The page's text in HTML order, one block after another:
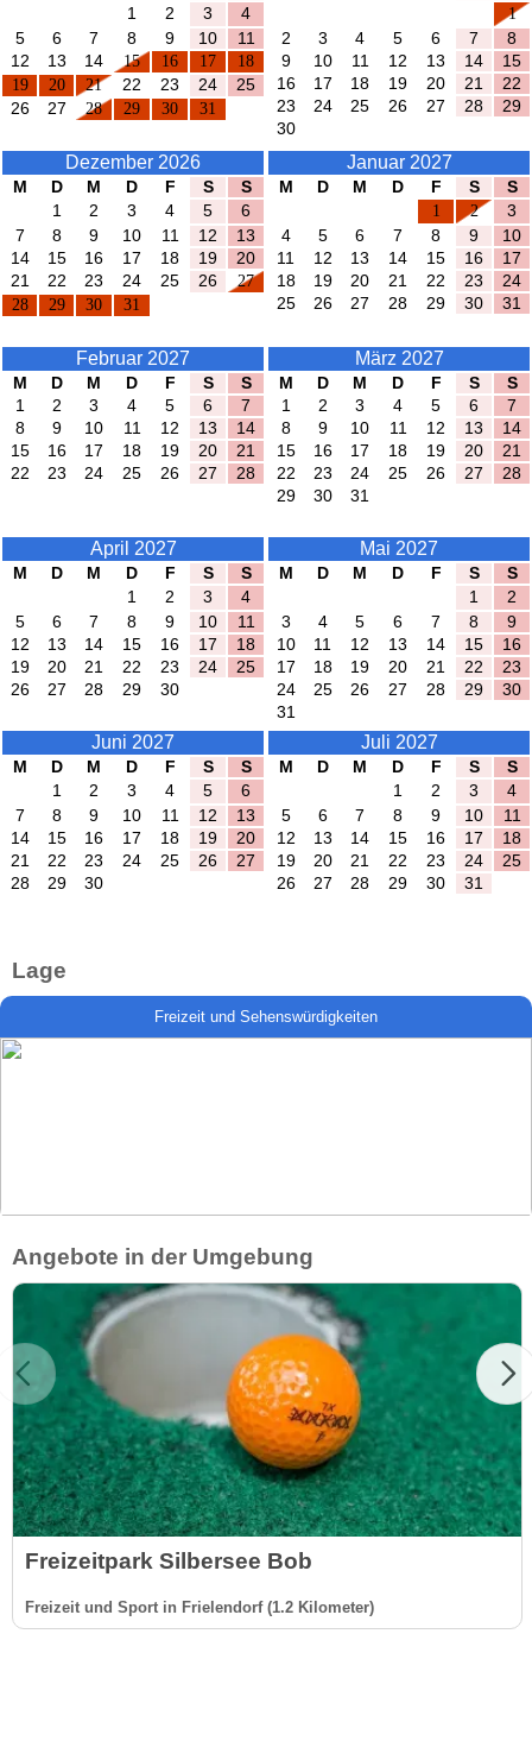
1
2 3
4
5
6 7 8 9 10
11
12
13 14 15 16 17
18
19
20 21 22 23 24
25
26
27 28 29 30 31
1
2
3 4 5 6 7
8
9
10 11 12 13 14
15
16
17 18 19 20 21
22
23
24 25 26 27 28
29
30
Dezember 2026
M D M D F S
S
1
2 3 4 5
6
7
8 9 10 11 12
13
14
15 16 17 18 19
20
21
22 23 24 25 26
27
28
29 30 31
Januar 2027
M D M D F S
S
1
2
3
4
5 6 7 8 9
10
11
12 13 14 15 16
17
18
19 20 21 22 23
24
25
26 27 28 29 30 31
Februar 2027
M D M D F S
S
1
2 3 4 5 6
7
8
9 10 11 12 13
14
15
16 17 18 19 20
21
22
23 24 25 26 27 28
März 2027
M D M D F S
S
1
2 3 4 5 6
7
8
9 10 11 12 13
14
15
16 17 18 19 20
21
22
23 24 25 26 27
28
29
30 31
April 2027
M D M D F S
S
1
2 3
4
5
6 7 8 9 10
11
12
13 14 15 16 17
18
19
20 21 22 23 24
25
26
27 28 29 30
Mai 2027
M D M D F S
S
1
2
3
4 5 6 7 8
9
10
11 12 13 14 15
16
17
18 19 20 21 22
23
24
25 26 27 28 29
30
31
Juni 2027
M D M D F S
S
1
2 3 4 5
6
7
8 9 10 11 12
13
14
15 16 17 18 19
20
21
22 23 24 25 26
27
28
29 30
Juli 2027
M D M D F S
S
1
2 3
4
5
6 7 8 9 10
11
12
13 14 15 16 17
18
19
20 21 22 23 24
25
26
27 28 29 30 31
Lage
Freizeit und Sehenswürdigkeiten
Angebote in der Umgebung
Freizeitpark Silbersee Bob
Freizeit und Sport in Frielendorf (1.2 Kilometer)